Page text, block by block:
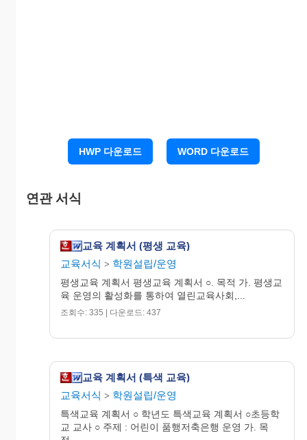
다) 운영대상 :
라) 준비물 : 필기구
지도계획서
차
시
월 일 지 도 내 용
1
오리엔
2
육
- 독서의 중요성
- 독서교육 일반
3
명사들
의
독서교
- 명사들의 독서교육법
소개
HWP 다운로드 WORD 다운로드
연관 서식
교육 계획서 (평생 교육)
교육서식 > 학원설립/운영
평생교육 계획서 평생교육 계획서 ○. 목적 가. 평생교
육 운영의 활성화를 통하여 열린교육사회,...
조회수: 335 | 다운로드: 437
교육 계획서 (특색 교육)
교육서식 > 학원설립/운영
특색교육 계획서 ○ 학년도 특색교육 계획서 ○초등학
교 교사 ○ 주제 : 어린이 품행저축은행 운영 가. 목